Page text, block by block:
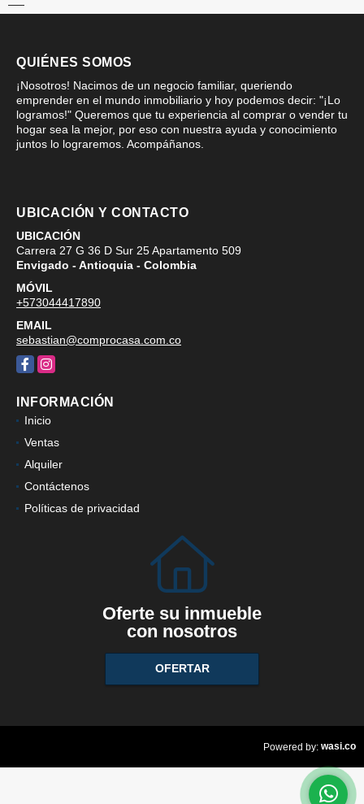
QUIÉNES SOMOS
¡Nosotros! Nacimos de un negocio familiar, queriendo
emprender en el mundo inmobiliario y hoy podemos decir: "¡Lo
logramos!" Queremos que tu experiencia al comprar o vender tu
hogar sea la mejor, por eso con nuestra ayuda y conocimiento
juntos lo lograremos. Acompáñanos.
UBICACIÓN Y CONTACTO
UBICACIÓN
Carrera 27 G 36 D Sur 25 Apartamento 509
Envigado - Antioquia - Colombia
MÓVIL
+573044417890
EMAIL
sebastian@comprocasa.com.co
FacebookInstagram
INFORMACIÓN
Inicio
Ventas
Alquiler
Contáctenos
Políticas de privacidad
Oferte su inmueble
con nosotros
OFERTAR
Powered by: wasi.co